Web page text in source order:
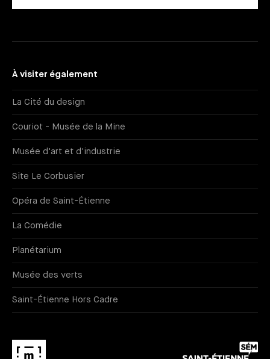
À visiter également
La Cité du design
Couriot - Musée de la Mine
Musée d'art et d'industrie
Site Le Corbusier
Opéra de Saint-Étienne
La Comédie
Planétarium
Musée des verts
Saint-Étienne Hors Cadre